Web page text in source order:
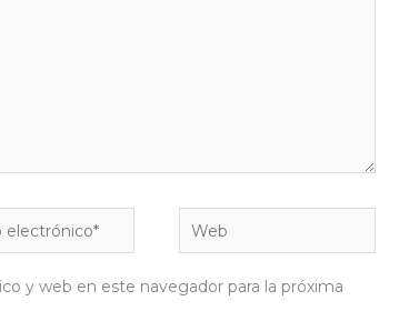
Web
y web en este navegador para la próxima